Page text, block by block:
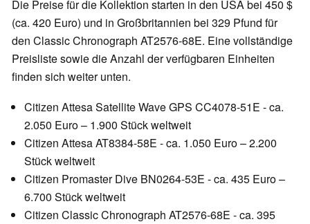
Die Preise für die Kollektion starten in den USA bei 450 $
(ca. 420 Euro) und in Großbritannien bei 329 Pfund für
den Classic Chronograph AT2576-68E. Eine vollständige
Preisliste sowie die Anzahl der verfügbaren Einheiten
finden sich weiter unten.
Citizen Attesa Satellite Wave GPS CC4078-51E - ca.
2.050 Euro – 1.900 Stück weltweit
Citizen Attesa AT8384-58E - ca. 1.050 Euro – 2.200
Stück weltweit
Citizen Promaster Dive BN0264-53E - ca. 435 Euro –
6.700 Stück weltweit
Citizen Classic Chronograph AT2576-68E - ca. 395